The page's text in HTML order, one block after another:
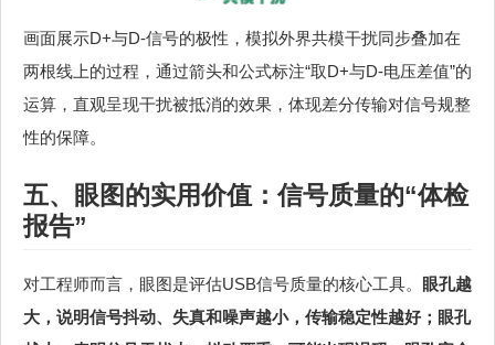
画面展示D+与D-信号的极性，模拟外界共模干扰同步叠加在
两根线上的过程，通过箭头和公式标注“取D+与D-电压差值”的
运算，直观呈现干扰被抵消的效果，体现差分传输对信号规整
性的保障。
五、眼图的实用价值：信号质量的“体检
报告”
对工程师而言，眼图是评估USB信号质量的核心工具。
眼孔越
大，说明信号抖动、失真和噪声越小，传输稳定性越好；眼孔